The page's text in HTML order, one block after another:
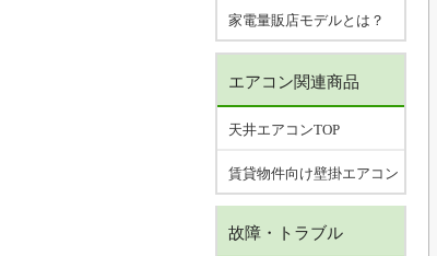
家電量販店モデルとは？
エアコン関連商品
天井エアコンTOP
賃貸物件向け壁掛エアコン
故障・トラブル